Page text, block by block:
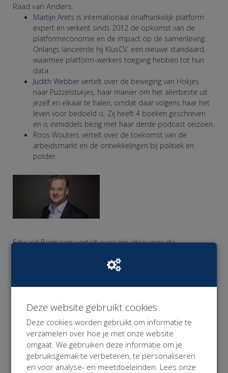
Raad van Anders:
Martijn Arets is internationaal onafhankelijk platform
expert en verkent sinds 2012 de opkomst van de
platformeconomie en de impact op de samenleving.
Onlangs lanceerde hij KlusCV, een nieuwe standaard,
waarmee platform-werkers toegang hebben tot hun
data.
Judith Webber vertelt over de beweging van Hokjes
naar Puzzelstukjes, haar manier om het allerbeste uit
jezelf en elkaar te halen, omdat daar volgens haar het
leven voor bedoeld is. Zij heeft 4 boeken geschreven
en is inmiddels bezig met haar derde podcast seizoen.
Roos Wouters vertelt over de toekomst van de
arbeidsmarkt en de ontwikkelingen bij politiek en
polder.
Edward Belgraver vertelt over zijn idee voor de
verzekerd blijven van inkomen zonder het gelazer van
Ga ik regelen
Ingrid Wong vanKrakeling Communicatiegeeft de
workshop Macaroni Marketing
Deze website gebruikt cookies
Deze cookies worden gebruikt om informatie te
verzamelen over hoe je met onze website
omgaat. We gebruiken deze informatie om je
gebruiksgemak te verbeteren, te personaliseren
en voor analyse- en meetdoeleinden. Lees onze